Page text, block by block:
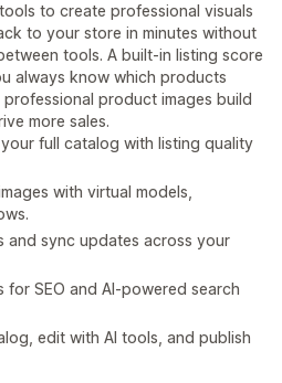
to create professional visuals
to your store in minutes without
tools. A built-in listing score
always know which products
product images build
more sales.
full catalog with listing quality
with virtual models,
and sync updates across your
SEO and AI-powered search
edit with AI tools, and publish